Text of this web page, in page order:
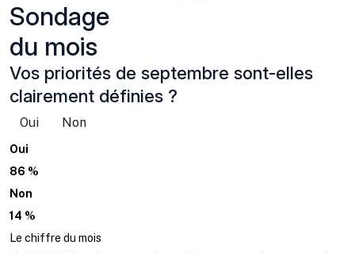
Sondage
du mois
Vos priorités de septembre sont-elles
clairement définies ?
Oui Non
Oui
86 %
Non
14 %
Le chiffre du mois